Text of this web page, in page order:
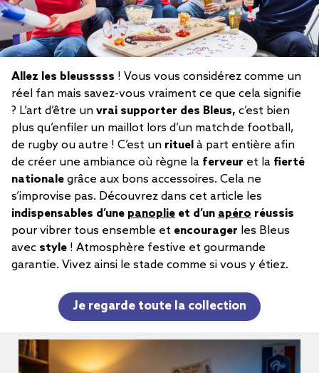
Allez les bleusssss ! Vous vous considérez comme un
réel fan mais savez-vous vraiment ce que cela signifie
? L’art d’être un vrai supporter des Bleus, c’est bien
plus qu’enfiler un maillot lors d’un match de football,
de rugby ou autre ! C’est un rituel à part entière afin
de créer une ambiance où règne la ferveur et la fierté
nationale grâce aux bons accessoires. Cela ne
s’improvise pas. Découvrez dans cet article les
indispensables d’une panoplie et d’un apéro réussis
pour vibrer tous ensemble et encourager les Bleus
avec style ! Atmosphère festive et gourmande
garantie. Vivez ainsi le stade comme si vous y étiez.
Je regarde toute la collection